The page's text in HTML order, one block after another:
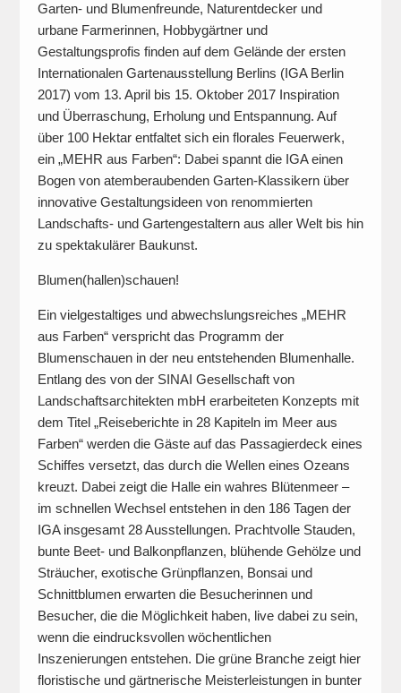
Garten- und Blumenfreunde, Naturentdecker und
urbane Farmerinnen, Hobbygärtner und
Gestaltungsprofis finden auf dem Gelände der ersten
Internationalen Gartenausstellung Berlins (IGA Berlin
2017) vom 13. April bis 15. Oktober 2017 Inspiration
und Überraschung, Erholung und Entspannung. Auf
über 100 Hektar entfaltet sich ein florales Feuerwerk,
ein „MEHR aus Farben“: Dabei spannt die IGA einen
Bogen von atemberaubenden Garten-Klassikern über
innovative Gestaltungsideen von renommierten
Landschafts- und Gartengestaltern aus aller Welt bis hin
zu spektakulärer Baukunst.
Blumen(hallen)schauen!
Ein vielgestaltiges und abwechslungsreiches „MEHR
aus Farben“ verspricht das Programm der
Blumenschauen in der neu entstehenden Blumenhalle.
Entlang des von der SINAI Gesellschaft von
Landschaftsarchitekten mbH erarbeiteten Konzepts mit
dem Titel „Reiseberichte in 28 Kapiteln im Meer aus
Farben“ werden die Gäste auf das Passagierdeck eines
Schiffes versetzt, das durch die Wellen eines Ozeans
kreuzt. Dabei zeigt die Halle ein wahres Blütenmeer –
im schnellen Wechsel entstehen in den 186 Tagen der
IGA insgesamt 28 Ausstellungen. Prachtvolle Stauden,
bunte Beet- und Balkonpflanzen, blühende Gehölze und
Sträucher, exotische Grünpflanzen, Bonsai und
Schnittblumen erwarten die Besucherinnen und
Besucher, die die Möglichkeit haben, live dabei zu sein,
wenn die eindrucksvollen wöchentlichen
Inszenierungen entstehen. Die grüne Branche zeigt hier
floristische und gärtnerische Meisterleistungen in bunter